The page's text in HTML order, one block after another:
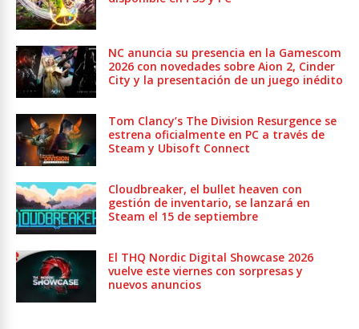
NC anuncia su presencia en la Gamescom
2026 con novedades sobre Aion 2, Cinder
City y la presentación de un juego inédito
Tom Clancy’s The Division Resurgence se
estrena oficialmente en PC a través de
Steam y Ubisoft Connect
Cloudbreaker, el bullet heaven con
gestión de inventario, se lanzará en
Steam el 15 de septiembre
El THQ Nordic Digital Showcase 2026
vuelve este viernes con sorpresas y
nuevos anuncios